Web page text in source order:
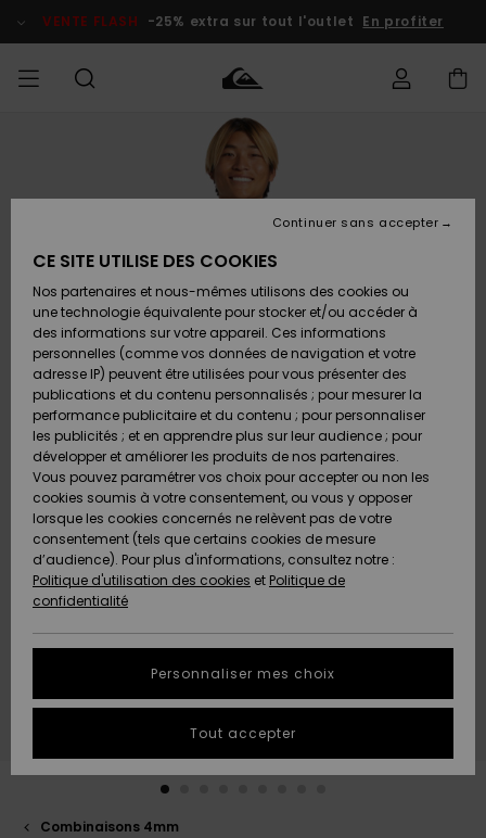
l'information
le
VENTE FLASH -25% extra sur tout l'outlet En profiter
Vêtements
Accessoires
Chaussures
& Tongs
Surf
Snow
Nouveautés
A
Découvrir
Vêtements
Accessoires
Chaussures
& Tongs
Surf
Snow
Nouveautés
A
Découvrir
FEMME
Shop
Nouveautés
A
Découvrir
Snow
SURF
Surf Shop
Homme
Enfant
Highlights
Communauté
SNOW
Snow
Shop
Homme
Snow
Shop
Enfant
Snow
Shop
Femme
A
Découvrir
Communauté
VENTE
FLASH
Outlet
Homme
Enfant
Outlet
Femme
Préférences
Langue Et
Région
français
Nederlands
AIDE &
CONTACT
Accéder à
commande
Retours
Paiement
Carte
Cadeau
Quiksilver
Freedom
Protection
des données
Démarrez
pour obtenir
plus rapide
COLLECTION
Combinaisons 4mm
CE SITE UTILISE DES COOKIES
Nos partenaires et nous-mêmes utilisons des cookies ou
une technologie équivalente pour stocker et/ou accéder à
des informations sur votre appareil. Ces informations
personnelles (comme vos données de navigation et votre
adresse IP) peuvent être utilisées pour vous présenter des
publications et du contenu personnalisés ; pour mesurer la
performance publicitaire et du contenu ; pour personnaliser
les publicités ; et en apprendre plus sur leur audience ; pour
développer et améliorer les produits de nos partenaires.
Vous pouvez paramétrer vos choix pour accepter ou non les
cookies soumis à votre consentement, ou vous y opposer
lorsque les cookies concernés ne relèvent pas de votre
consentement (tels que certains cookies de mesure
d’audience). Pour plus d'informations, consultez notre :
Politique d'utilisation des cookies et Politique de
confidentialité
Personnaliser mes choix
Continuer sans accepter
Tout accepter